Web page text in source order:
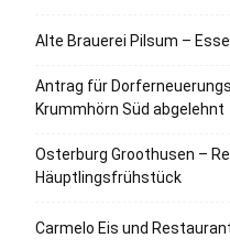
Alte Brauerei Pilsum –
Antrag für
Krummhörn Süd abgelehnt
Osterburg Groothusen –
Häuptlingsfrühstück
Carmelo Eis und